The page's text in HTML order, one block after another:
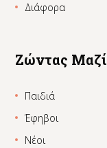
Διάφορα
Ζώντας Μαζί
Παιδιά
Έφηβοι
Νέοι